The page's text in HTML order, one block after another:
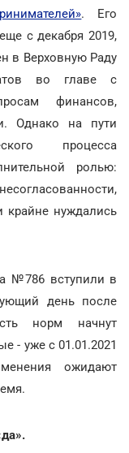
. Его
с декабря 2019,
в Верховную Раду
во главе с
финансов,
Однако на пути
процесса
ролью:
нуждались
№786 вступили в
день после
норм начнут
- уже с 01.01.2021
ожидают